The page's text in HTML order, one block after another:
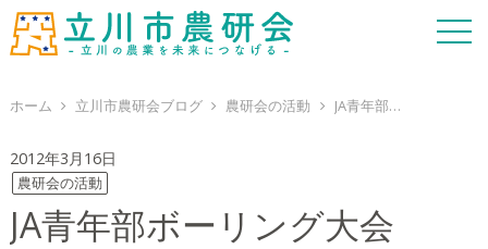
ホーム 立川市農研会ブログ 農研会の活動 JA青年部ボーリング大会
2012年3月16日
農研会の活動
JA青年部ボーリング大会